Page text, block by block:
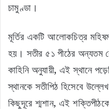
চামুণ্ডা।
মূর্তির একটি আলোকচিত্র
হয়। সতীর ৫১ পীঠের অন্যতম
কাহিনি অনুযায়ী, এই স্থানে
স্থানকে সতীপিঠ হিসেবে
কিছুদূরে শ্মশান, এই শক্তিপীঠকে